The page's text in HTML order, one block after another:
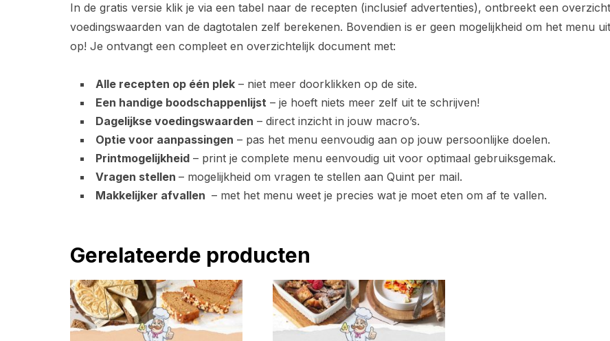
In de gratis versie klik je via een tabel naar de recepten (inclusief advertenties), ontbreekt een
voedingswaarden van de dagtotalen zelf berekenen. Bovendien is er geen mogelijkheid om het menu
op! Je ontvangt een compleet en overzichtelijk document met:
Alle recepten op één plek – niet meer doorklikken op de site.
Een handige boodschappenlijst – je hoeft niets meer zelf uit te schrijven!
Dagelijkse voedingswaarden – direct inzicht in jouw macro’s.
Optie voor aanpassingen – pas het menu eenvoudig aan op jouw persoonlijke doelen.
Printmogelijkheid – print je complete menu eenvoudig uit voor optimaal gebruiksgemak.
Vragen stellen – mogelijkheid om vragen te stellen aan Quint per mail.
Makkelijker afvallen – met het menu weet je precies wat je moet eten om af te vallen.
Gerelateerde producten